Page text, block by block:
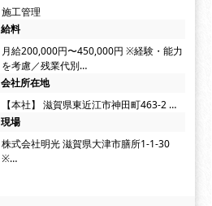
施工管理
給料
月給200,000円〜450,000円 ※経験・能力
を考慮／残業代別…
会社所在地
【本社】 滋賀県東近江市神田町463-2 …
現場
株式会社明光 滋賀県大津市膳所1-1-30
※…